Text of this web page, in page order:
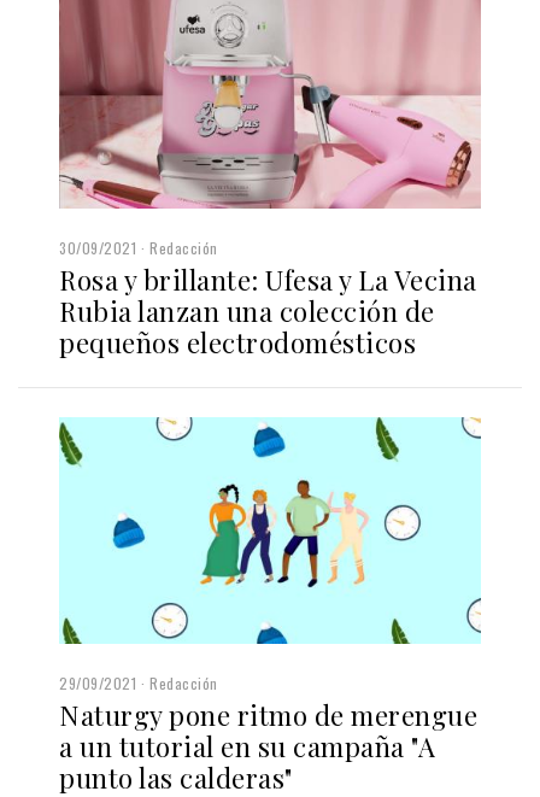
30/09/2021 Redacción
Rosa y brillante: Ufesa y La Vecina
Rubia lanzan una colección de
pequeños electrodomésticos
29/09/2021 Redacción
Naturgy pone ritmo de merengue
a un tutorial en su campaña "A
punto las calderas"